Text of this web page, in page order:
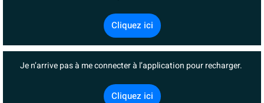
Cliquez ici
Je n’arrive pas à me connecter à l’application pour recharger.
Cliquez ici